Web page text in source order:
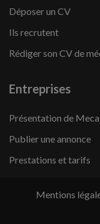
Déposer un CV
Ils recrutent
Rédiger son CV de
Entreprises
Présentation de
Publier une annonce
Prestations et tarifs
Mentions